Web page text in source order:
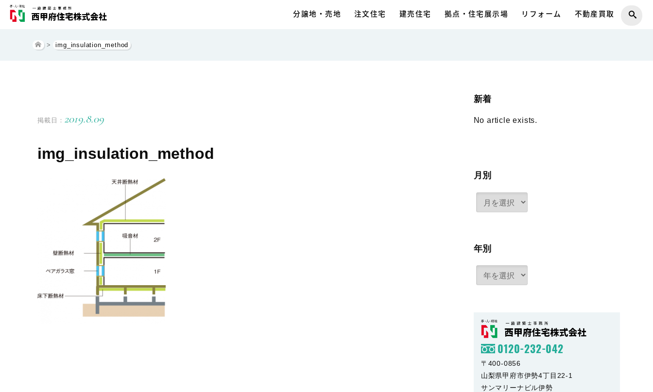
分譲地・売地 注文住宅 建売住宅 拠点・住宅展示場 リフォーム 不動産買取
> img_insulation_method
掲載日： 2019.8.09
img_insulation_method
新着
No article exists.
月別
年別
0120-232-042
〒400-0856
山梨県甲府市伊勢4丁目22-1
サンマリーナビル伊勢